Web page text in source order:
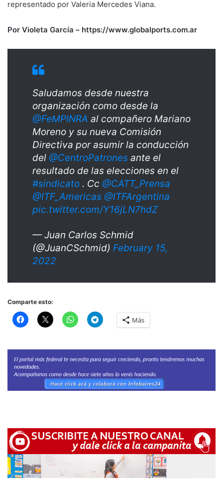
representado por Valeria Mercedes Viana.
Por Violeta García – https://www.globalports.com.ar
Saludamos desde nuestra
organización como desde la
@FeMPINRA al compañero Mariano
Moreno y su nueva Comisión
Directiva por asumir la conducción
del @CentroPatrones ante el
resultado de las elecciones en el
#sindicato . Cc @CATT_Prensa
@ITF_Americas @ITFArgentina
pic.twitter.com/Y16jLN7hdZ
— Juan Carlos Schmid
(@JuanCSchmid) February 15,
2022
Comparte esto:
Más